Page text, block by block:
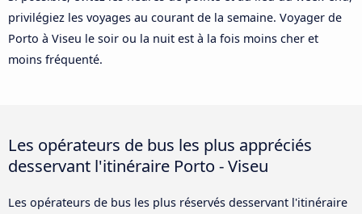
privilégiez les voyages au courant de la semaine. Voyager de
Porto à Viseu le soir ou la nuit est à la fois moins cher et
moins fréquenté.
Les opérateurs de bus les plus appréciés
desservant l'itinéraire Porto - Viseu
Les opérateurs de bus les plus réservés desservant l'itinéraire